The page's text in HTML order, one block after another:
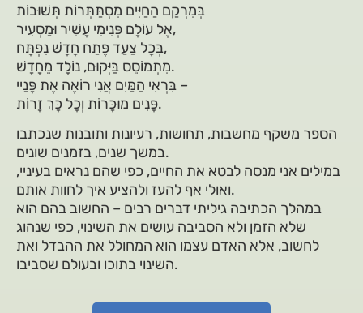
בְּמִרְקַם הַחַיִּים מִסְתַּתְּרוֹת תְּשׁוּבוֹת
אֶל עוֹלָם פְּנִימִי עָשִׁיר וּמַסְעִיר,
בְּכָל צַעַד פֶּתַח חָדָשׁ נִפְתָּח,
מִתְמוֹסֵס בַּיְּקוּם, נוֹלָד מֵחָדָשׁ.
בִּרְאִי הַמַּיִם אֲנִי רוֹאֶה אֶת פָּנַיי –
פָּנִים מוּכָּרוֹת וְכָל כָּךְ זָרוֹת.
הספר משקף מחשבות, תחושות, רעיונות ותובנות שנכתבו
במשך שנים, בזמנים שונים.
במילים אני מנסה לבטא את החיים, כפי שהם נראים בעיניי,
ואולי אף להעז ולהציע איך לחוות אותם.
במהלך הכתיבה גיליתי דברים רבים – החשוב בהם הוא
שלא הזמן ולא הסביבה עושים את השינוי, כפי שנהוג
לחשוב, אלא האדם עצמו הוא המחולל את ההבדל ואת
השינוי בתוכו ובעולם שסביבו.